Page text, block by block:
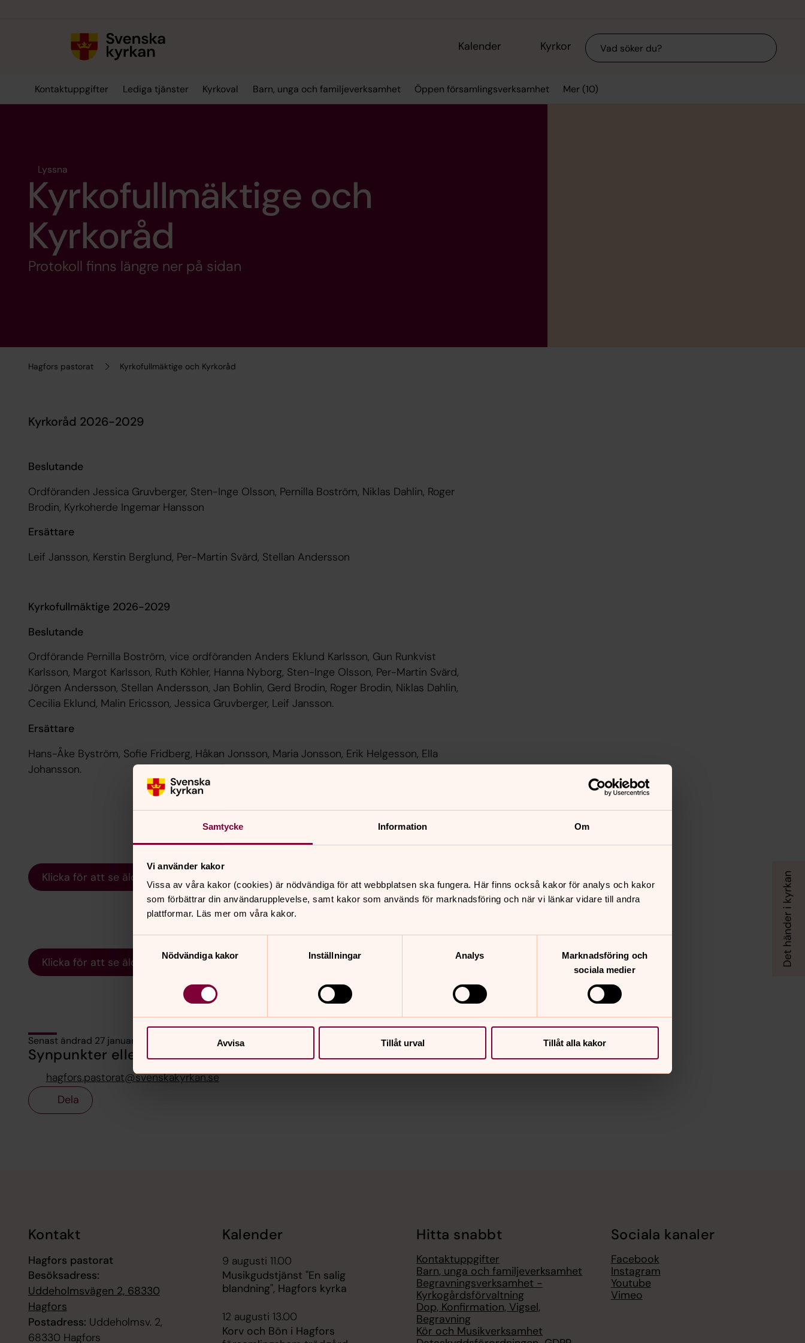
Samtycke Information Om
Vi använder kakor
Vissa av våra kakor (cookies) är nödvändiga för att webbplatsen ska fungera. Här finns också kakor för analys och kakor
som förbättrar din användarupplevelse, samt kakor som används för marknadsföring och när vi länkar vidare till andra
plattformar. Läs mer om våra kakor.
Nödvändiga kakor
Inställningar Analys
Marknadsföring och
sociala medier
Avvisa Tillåt urval Tillåt alla kakor
Kalender Kyrkor Sök
Kontaktuppgifter Lediga tjänster Kyrkoval Barn, unga och familjeverksamhet Öppen församlingsverksamhet Mer (10)
Hagfors pastorat Kyrkofullmäktige och Kyrkoråd
Lyssna
Kyrkofullmäktige och
Kyrkoråd
Protokoll finns längre ner på sidan
Kyrkoråd 2026-2029
Beslutande
Ordföranden Jessica Gruvberger, Sten-Inge Olsson, Pernilla Boström, Niklas Dahlin, Roger
Brodin, Kyrkoherde Ingemar Hansson
Ersättare
Leif Jansson, Kerstin Berglund, Per-Martin Svärd, Stellan Andersson
Kyrkofullmäktige 2026-2029
Beslutande
Ordförande Pernilla Boström, vice ordföranden Anders Eklund Karlsson, Gun Runkvist
Karlsson, Margot Karlsson, Ruth Köhler, Hanna Nyborg, Sten-Inge Olsson, Per-Martin Svärd,
Jörgen Andersson, Stellan Andersson, Jan Bohlin, Gerd Brodin, Roger Brodin, Niklas Dahlin,
Cecilia Eklund, Malin Ericsson, Jessica Gruvberger, Leif Jansson.
Ersättare
Hans-Åke Byström, Sofie Fridberg, Håkan Jonsson, Maria Jonsson, Erik Helgesson, Ella
Johansson.
Klicka för att se äldre protokoll
Klicka för att se äldre protokoll
Senast ändrad 27 januari 2026
Synpunkter eller frågor på sidans innehåll?
hagfors.pastorat@svenskakyrkan.se
Dela
Kontakt
Hagfors pastorat
Besöksadress:
Uddeholmsvägen 2, 68330
Hagfors
Postadress: Uddeholmsv. 2,
68330 Hagfors
Kalender
9 augusti 11.00
Musikgudstjänst "En salig
blandning", Hagfors kyrka
12 augusti 13.00
Korv och Bön i Hagfors
Hitta snabbt
Kontaktuppgifter
Barn, unga och familjeverksamhet
Begravningsverksamhet -
Kyrkogårdsförvaltning
Dop, Konfirmation, Vigsel,
Begravning
Kör och Musikverksamhet
Sociala kanaler
Facebook
Instagram
Youtube
Vimeo